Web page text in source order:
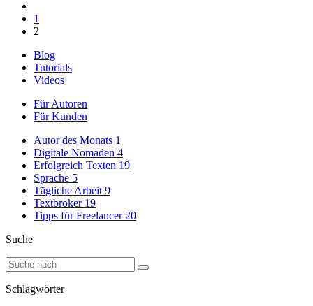
1
2
Blog
Tutorials
Videos
Für Autoren
Für Kunden
Autor des Monats 1
Digitale Nomaden 4
Erfolgreich Texten 19
Sprache 5
Tägliche Arbeit 9
Textbroker 19
Tipps für Freelancer 20
Suche
Schlagwörter